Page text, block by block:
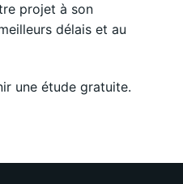
projet à son
délais et au
une étude gratuite.